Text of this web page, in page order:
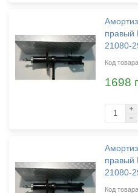
правый
21080-
1698
правый
21080-